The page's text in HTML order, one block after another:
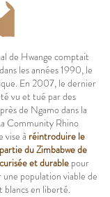
de Hwange comptait
les années 1990, le
En 2007, le dernier
vu et tué par des
de Ngamo dans la
Community Rhino
vise à réintroduire le
du Zimbabwe de
et durablepour
population viable de
blancs en liberté.